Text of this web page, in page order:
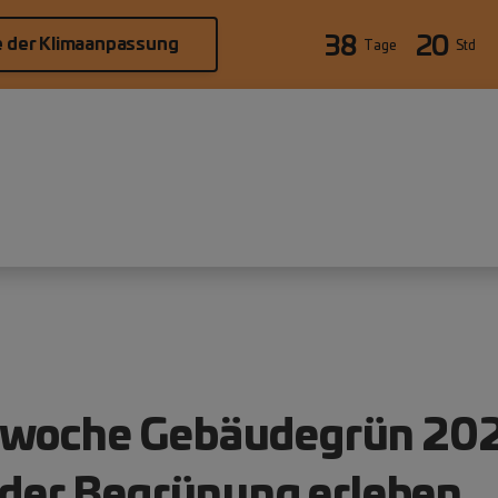
Klimaanpassung
38 Tage 20 Std
Gebäudegrün